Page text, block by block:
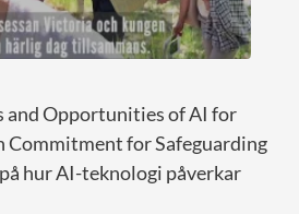
and Opportunities of AI for
Commitment for Safeguarding
hur AI-teknologi påverkar